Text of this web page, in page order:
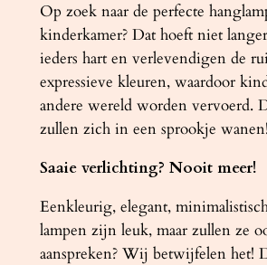
3
0
a
a
n
t
l
Op zoek naar de perfecte
kinderkamer? Dat hoeft niet
ieders hart en verlevendigen de
expressieve kleuren, waardoor
andere wereld worden vervoerd.
zullen zich in een sprookje wanen!
Saaie verlichting? Nooit meer!
Eenkleurig, elegant,
lampen zijn leuk, maar zullen ze
aanspreken? Wij betwijfelen het!